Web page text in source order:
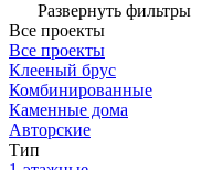
Развернуть фильтры
Все проекты
Все проекты
Клееный брус
Комбинированные
Каменные дома
Авторские
Тип